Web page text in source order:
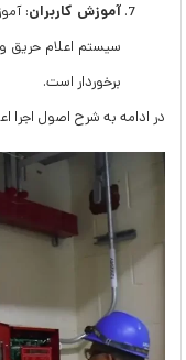
آموزش کاربران:
سیستم اعلام حریق و
برخوردار است.
در ادامه به شرح اصول اجرا